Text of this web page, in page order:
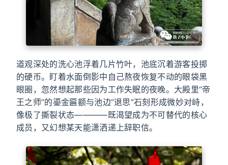
道观深处的洗心池浮着几片竹叶，池底沉着游客投掷
的硬币。盯着水面倒影中自己熬夜恢复不动的眼袋黑
眼圈，忽然想起那些因为工作失眠的夜晚。大殿里“帝
王之师”的鎏金匾额与池边“退思”石刻形成微妙对峙，
像极了撕裂状态————既渴望成为不可替代的核心
成员，又幻想某天能潇洒递上辞职信。